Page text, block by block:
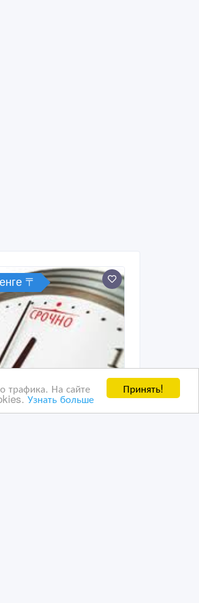
Принять!
трафика. На сайте
Узнать больше
〒